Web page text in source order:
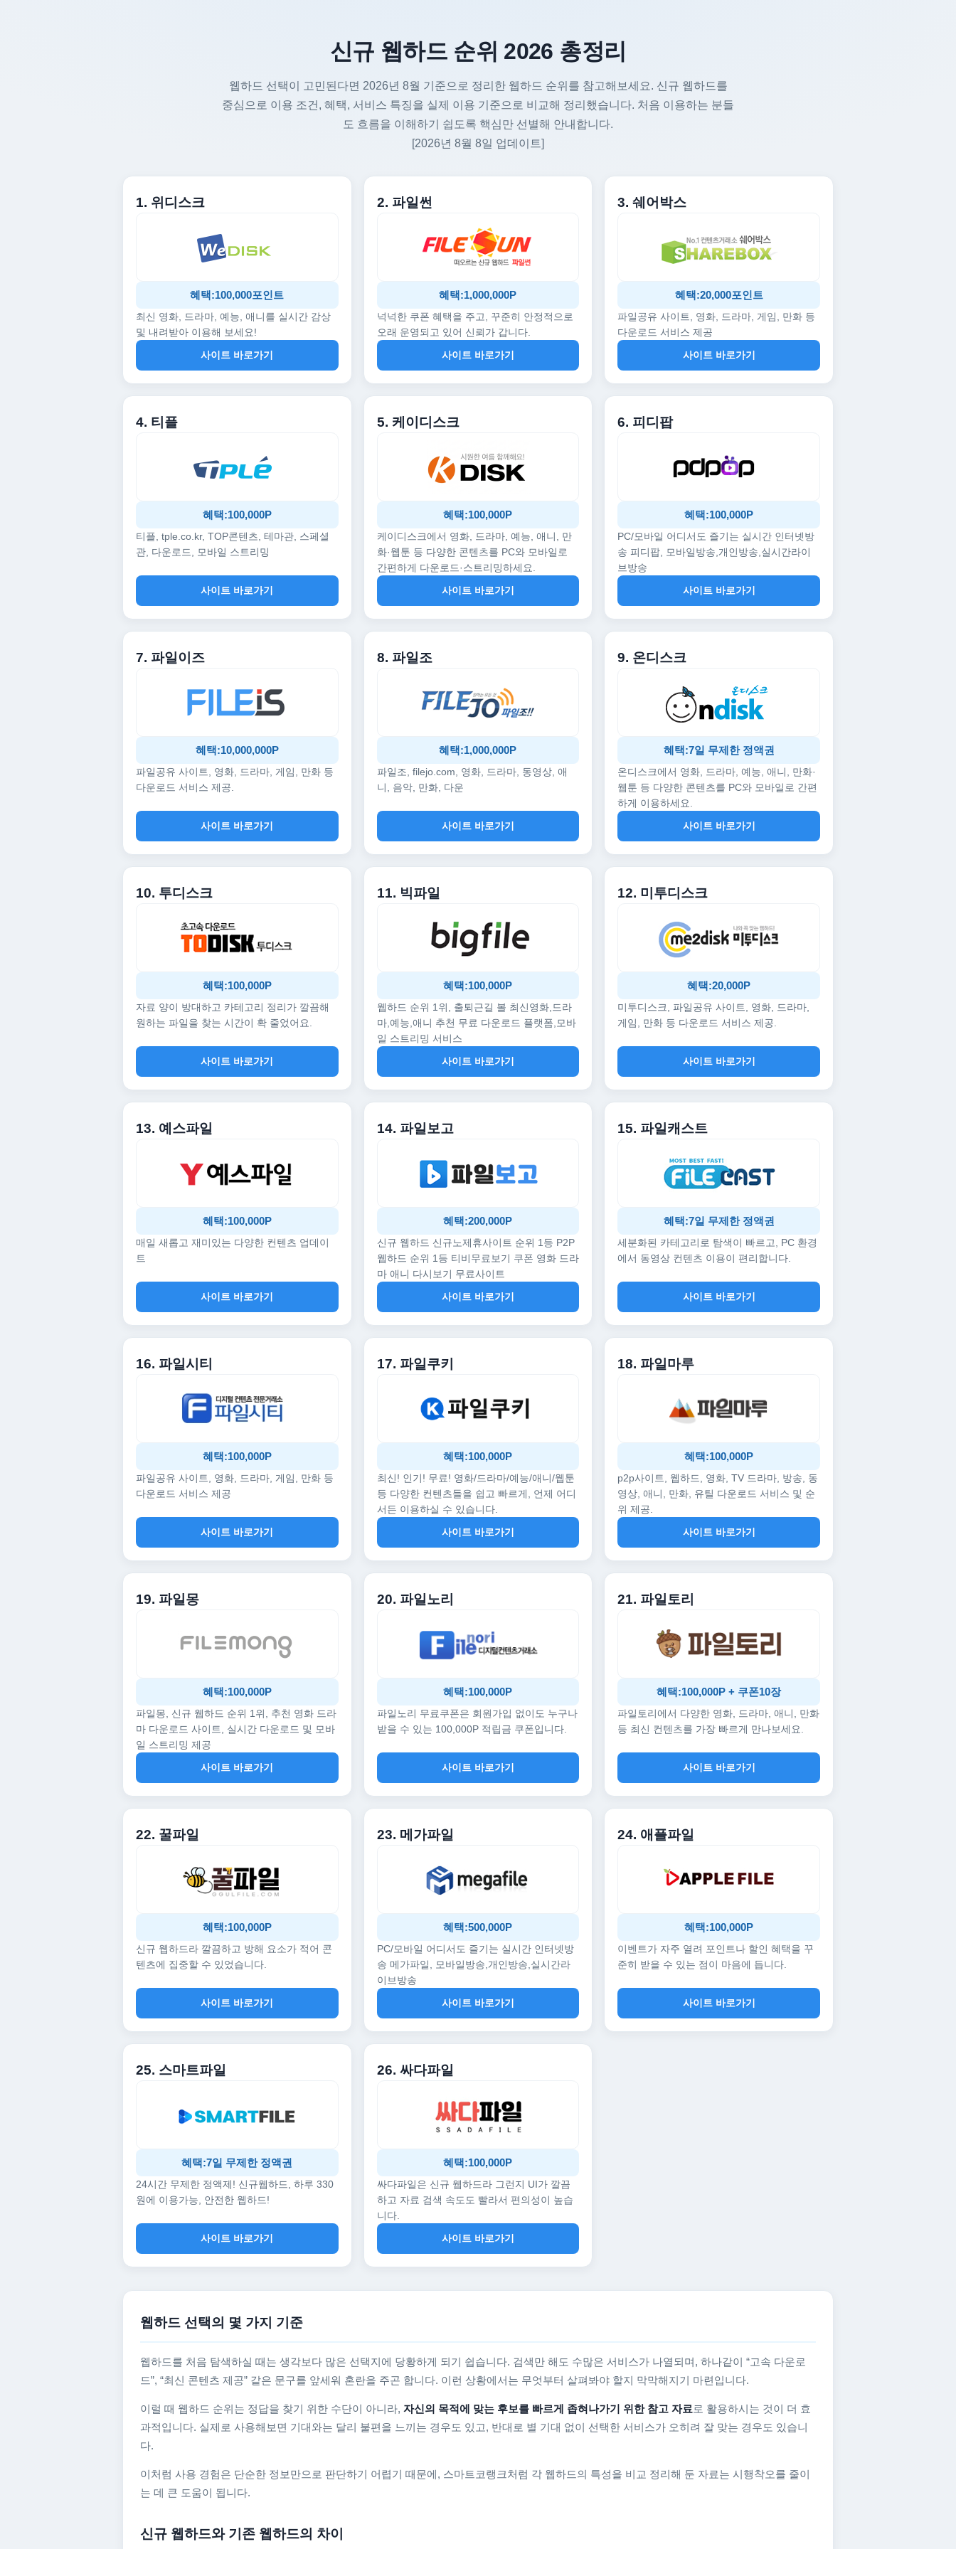
신규 웹하드 순위 2026 총정리
웹하드 선택이 고민된다면 2026년 8월 기준으로 정리한 웹하드 순위를 참고해보세요. 신규 웹하드를
중심으로 이용 조건, 혜택, 서비스 특징을 실제 이용 기준으로 비교해 정리했습니다. 처음 이용하는 분들
도 흐름을 이해하기 쉽도록 핵심만 선별해 안내합니다.
[2026년 8월 8일 업데이트]
1. 위디스크
혜택:100,000포인트
최신 영화, 드라마, 예능, 애니를 실시간 감상
및 내려받아 이용해 보세요!
사이트 바로가기
2. 파일썬
혜택:1,000,000P
넉넉한 쿠폰 혜택을 주고, 꾸준히 안정적으로
오래 운영되고 있어 신뢰가 갑니다.
사이트 바로가기
3. 쉐어박스
혜택:20,000포인트
파일공유 사이트, 영화, 드라마, 게임, 만화 등
다운로드 서비스 제공
사이트 바로가기
4. 티플
혜택:100,000P
티플, tple.co.kr, TOP콘텐츠, 테마관, 스페셜
관, 다운로드, 모바일 스트리밍
사이트 바로가기
5. 케이디스크
혜택:100,000P
케이디스크에서 영화, 드라마, 예능, 애니, 만
화·웹툰 등 다양한 콘텐츠를 PC와 모바일로
간편하게 다운로드·스트리밍하세요.
사이트 바로가기
6. 피디팝
혜택:100,000P
PC/모바일 어디서도 즐기는 실시간 인터넷방
송 피디팝, 모바일방송,개인방송,실시간라이
브방송
사이트 바로가기
7. 파일이즈
혜택:10,000,000P
파일공유 사이트, 영화, 드라마, 게임, 만화 등
다운로드 서비스 제공.
사이트 바로가기
8. 파일조
혜택:1,000,000P
파일조, filejo.com, 영화, 드라마, 동영상, 애
니, 음악, 만화, 다운
사이트 바로가기
9. 온디스크
혜택:7일 무제한 정액권
온디스크에서 영화, 드라마, 예능, 애니, 만화·
웹툰 등 다양한 콘텐츠를 PC와 모바일로 간편
하게 이용하세요.
사이트 바로가기
10. 투디스크
혜택:100,000P
자료 양이 방대하고 카테고리 정리가 깔끔해
원하는 파일을 찾는 시간이 확 줄었어요.
사이트 바로가기
11. 빅파일
혜택:100,000P
웹하드 순위 1위, 출퇴근길 볼 최신영화,드라
마,예능,애니 추천 무료 다운로드 플랫폼,모바
일 스트리밍 서비스
사이트 바로가기
12. 미투디스크
혜택:20,000P
미투디스크, 파일공유 사이트, 영화, 드라마,
게임, 만화 등 다운로드 서비스 제공.
사이트 바로가기
13. 예스파일
혜택:100,000P
매일 새롭고 재미있는 다양한 컨텐츠 업데이
트
사이트 바로가기
14. 파일보고
혜택:200,000P
신규 웹하드 신규노제휴사이트 순위 1등 P2P
웹하드 순위 1등 티비무료보기 쿠폰 영화 드라
마 애니 다시보기 무료사이트
사이트 바로가기
15. 파일캐스트
혜택:7일 무제한 정액권
세분화된 카테고리로 탐색이 빠르고, PC 환경
에서 동영상 컨텐츠 이용이 편리합니다.
사이트 바로가기
16. 파일시티
혜택:100,000P
파일공유 사이트, 영화, 드라마, 게임, 만화 등
다운로드 서비스 제공
사이트 바로가기
17. 파일쿠키
혜택:100,000P
최신! 인기! 무료! 영화/드라마/예능/애니/웹툰
등 다양한 컨텐츠들을 쉽고 빠르게, 언제 어디
서든 이용하실 수 있습니다.
사이트 바로가기
18. 파일마루
혜택:100,000P
p2p사이트, 웹하드, 영화, TV 드라마, 방송, 동
영상, 애니, 만화, 유틸 다운로드 서비스 및 순
위 제공.
사이트 바로가기
19. 파일몽
혜택:100,000P
파일몽, 신규 웹하드 순위 1위, 추천 영화 드라
마 다운로드 사이트, 실시간 다운로드 및 모바
일 스트리밍 제공
사이트 바로가기
20. 파일노리
혜택:100,000P
파일노리 무료쿠폰은 회원가입 없이도 누구나
받을 수 있는 100,000P 적립금 쿠폰입니다.
사이트 바로가기
21. 파일토리
혜택:100,000P + 쿠폰10장
파일토리에서 다양한 영화, 드라마, 애니, 만화
등 최신 컨텐츠를 가장 빠르게 만나보세요.
사이트 바로가기
22. 꿀파일
혜택:100,000P
신규 웹하드라 깔끔하고 방해 요소가 적어 콘
텐츠에 집중할 수 있었습니다.
사이트 바로가기
23. 메가파일
혜택:500,000P
PC/모바일 어디서도 즐기는 실시간 인터넷방
송 메가파일, 모바일방송,개인방송,실시간라
이브방송
사이트 바로가기
24. 애플파일
혜택:100,000P
이벤트가 자주 열려 포인트나 할인 혜택을 꾸
준히 받을 수 있는 점이 마음에 듭니다.
사이트 바로가기
25. 스마트파일
혜택:7일 무제한 정액권
24시간 무제한 정액제! 신규웹하드, 하루 330
원에 이용가능, 안전한 웹하드!
사이트 바로가기
26. 싸다파일
혜택:100,000P
싸다파일은 신규 웹하드라 그런지 UI가 깔끔
하고 자료 검색 속도도 빨라서 편의성이 높습
니다.
사이트 바로가기
웹하드 선택의 몇 가지 기준
웹하드를 처음 탐색하실 때는 생각보다 많은 선택지에 당황하게 되기 쉽습니다. 검색만 해도 수많은 서비스가 나열되며, 하나같이 “고속 다운로
드”, “최신 콘텐츠 제공” 같은 문구를 앞세워 혼란을 주곤 합니다. 이런 상황에서는 무엇부터 살펴봐야 할지 막막해지기 마련입니다.
이럴 때 웹하드 순위는 정답을 찾기 위한 수단이 아니라, 자신의 목적에 맞는 후보를 빠르게 좁혀나가기 위한 참고 자료 로 활용하시는 것이 더 효
과적입니다. 실제로 사용해보면 기대와는 달리 불편을 느끼는 경우도 있고, 반대로 별 기대 없이 선택한 서비스가 오히려 잘 맞는 경우도 있습니
다.
이처럼 사용 경험은 단순한 정보만으로 판단하기 어렵기 때문에, 스마트코랭크처럼 각 웹하드의 특성을 비교 정리해 둔 자료는 시행착오를 줄이
는 데 큰 도움이 됩니다.
신규 웹하드와 기존 웹하드의 차이